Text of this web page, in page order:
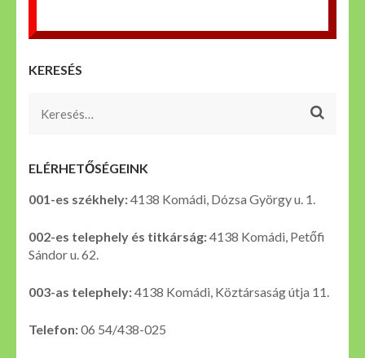
KERESÉS
Keresés:
ELÉRHETŐSÉGEINK
001-es székhely:4138 Komádi, Dózsa György u. 1.
002-es telephely és titkárság:4138 Komádi, Petőfi
Sándor u. 62.
003-as telephely:4138 Komádi, Köztársaság útja 11.
Telefon:06 54/438-025